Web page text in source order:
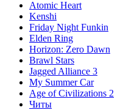
Atomic Heart
Kenshi
Friday Night Funkin
Elden Ring
Horizon: Zero Dawn
Brawl Stars
Jagged Alliance 3
My Summer Car
Age of Civilizations 2
Читы